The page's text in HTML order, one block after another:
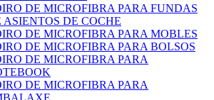
DE MICROFIBRA PARA FUNDAS
ASIENTOS DE COCHE
DE MICROFIBRA PARA MOBLES
DE MICROFIBRA PARA BOLSOS
DE MICROFIBRA PARA
DE MICROFIBRA PARA